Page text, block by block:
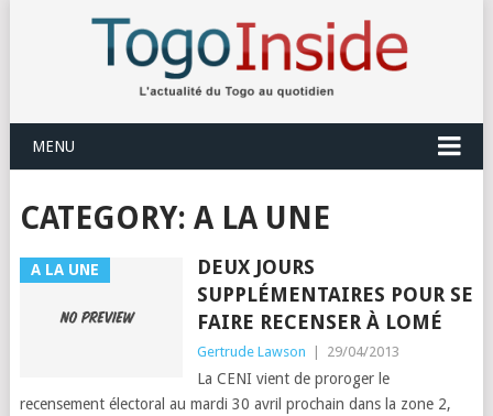
MENU
CATEGORY: A LA UNE
A LA UNE
DEUX JOURS
SUPPLÉMENTAIRES POUR SE
FAIRE RECENSER À LOMÉ
Gertrude Lawson 29/04/2013
La CENI vient de proroger le
recensement électoral au mardi 30 avril prochain dans la zone 2,